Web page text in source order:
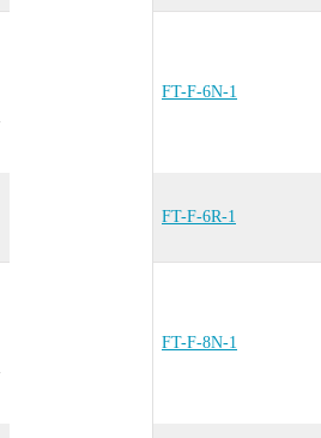
FT-F-6N-1
FT-F-6R-1
FT-F-8N-1